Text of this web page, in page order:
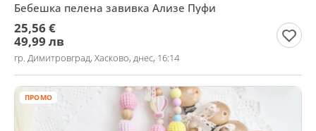
Бебешка пелена завивка Ализе Пуфи
25,56 €
49,99 лв
гр. Димитровград, Хасково, днес, 16:14
ПРОМО